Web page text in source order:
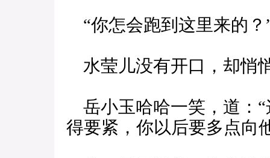
“你怎会跑到这里来的？
水莹儿没有开口，却悄
岳小玉哈哈一笑，道：
得要紧，你以后要多点向